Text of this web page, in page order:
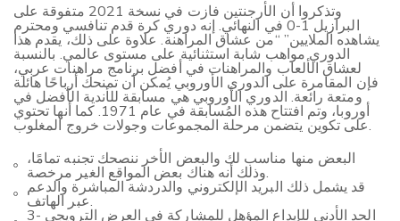
وتذكروا أن الأرجنتين فازت في نسخة 2021 متفوقة على
البرازيل 1-0 في النهائي. إنه دوري كرة قدم تنافسي ومحترم
يشاهده الملايين” “من عشاق المراهنة. علاوة على ذلك، يقدم هذا
الدوري مواهب شابة استثنائية على مستوى عالمي. بالنسبة
لعشاق الألعاب والمراهنات في أفضل برنامج مراهنات عربي،
فإن المقامرة على الدوري الأوروبي يُمكن أن تمنحك أرباحًا هائلة
ومتعة رائعة. الدوري الأوروبي هي مسابقة للأندية الأفضل في
أوروبا، وتم افتتاح هذه المُسابقة في عام 1971. كما أنها تحتوي
على تكوين يتضمن مرحلة المجموعات وجولات خروج المغلوب.
البعض منها مناسب لك والبعض الأخر ننصحك تجنبه تمامًا،
وذلك أنه هناك بعض المواقع الغير مرخصة.
قد يشمل ذلك البريد الإلكتروني والدردشة المباشرة والدعم
عبر الهاتف.
3- الحد الأدنى للإيداع المؤهل للمشاركة في العرض الترويجي